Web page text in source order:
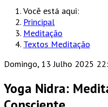
Você está aqui:
Principal
Meditação
Textos Meditação
Domingo, 13 Julho 2025
Yoga Nidra: